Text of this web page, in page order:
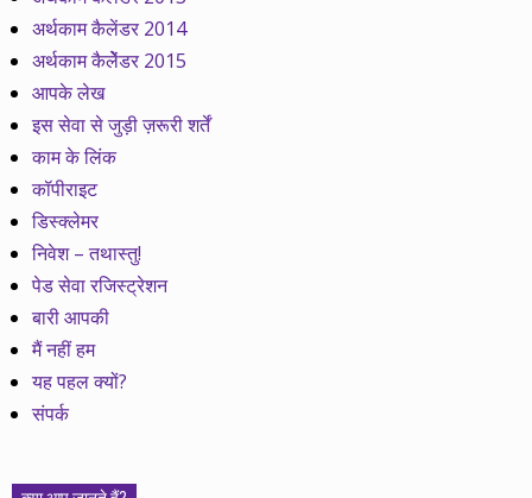
अर्थकाम कैलेंडर 2014
अर्थकाम कैलेेंडर 2015
आपके लेख
इस सेवा से जुड़ी ज़रूरी शर्तें
काम के लिंक
कॉपीराइट
डिस्क्लेमर
निवेश – तथास्तु!
पेड सेवा रजिस्ट्रेशन
बारी आपकी
मैं नहीं हम
यह पहल क्यों?
संपर्क